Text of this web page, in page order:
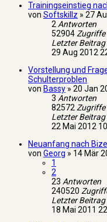
Trainingseinstieg
von Softskillz » 27
2Antworten
52904Zugriffe
Letzter Beitrag
29 Aug 2012
Vorstellung und
Schulterproblen
von Bassy » 20 Jan
3 Antworten
82572Zugriffe
Letzter Beitrag
22 Mai 2012
Neuanfang nach
von Georg » 14 Mär
1
2
23 Antworten
240520
Letzter Beitrag
18 Mai 2011